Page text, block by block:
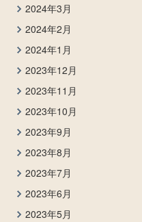
2024年3月
2024年2月
2024年1月
2023年12月
2023年11月
2023年10月
2023年9月
2023年8月
2023年7月
2023年6月
2023年5月